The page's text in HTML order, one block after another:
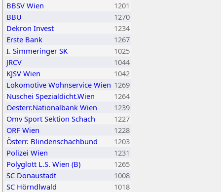
BBSV Wien
1201
BBU
1270
Dekron Invest
1234
Erste Bank
1267
I. Simmeringer SK
1025
JRCV
1044
KJSV Wien
1042
Lokomotive Wohnservice Wien 1269
Nuschei Spezialdicht.Wien
1264
Oesterr.Nationalbank Wien
1239
Omv Sport Sektion Schach
1227
ORF Wien
1228
Österr. Blindenschachbund
1203
Polizei Wien
1231
Polyglott L.S. Wien (B)
1265
SC Donaustadt
1008
SC Hörndlwald
1018